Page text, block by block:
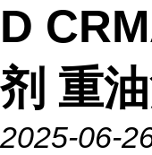
D
剂 重
2025-06-